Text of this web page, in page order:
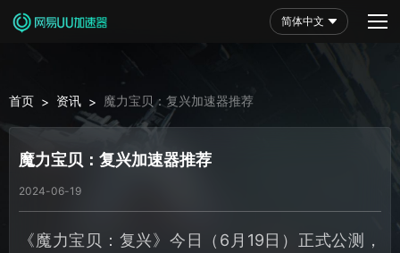
简体中文
首页 > 资讯 > 魔力宝贝：复兴加速器推荐
魔力宝贝：复兴加速器推荐
2024-06-19
《魔力宝贝：复兴》今日（6月19日）正式公测，